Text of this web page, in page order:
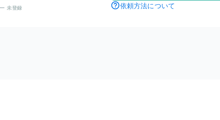
未登録
依頼方法について